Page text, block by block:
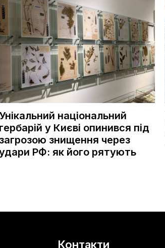
Унікальний національний
гербарій у Києві опинився під
загрозою знищення через
РФ: як його рятують
Контакти